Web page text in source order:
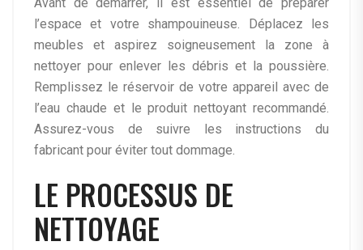
l’espace et votre shampouineuse. Déplacez les
meubles et aspirez soigneusement la zone à
nettoyer pour enlever les débris et la poussière.
Remplissez le réservoir de votre appareil avec de
l’eau chaude et le produit nettoyant recommandé.
Assurez-vous de suivre les instructions du
fabricant pour éviter tout dommage.
LE PROCESSUS DE
NETTOYAGE